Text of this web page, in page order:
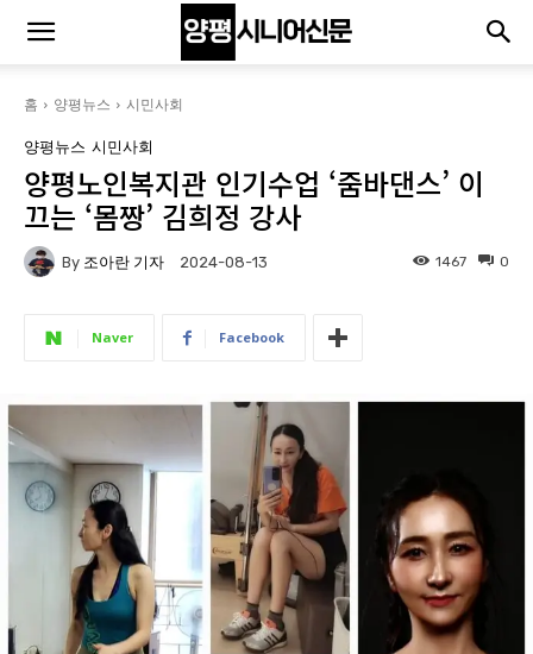
홈 양평뉴스 시민사회
양평뉴스 시민사회
양평노인복지관 인기수업 ‘줌바댄스’ 이
끄는 ‘몸짱’ 김희정 강사
By 조아란 기자 2024-08-13 0
1467
Naver Facebook